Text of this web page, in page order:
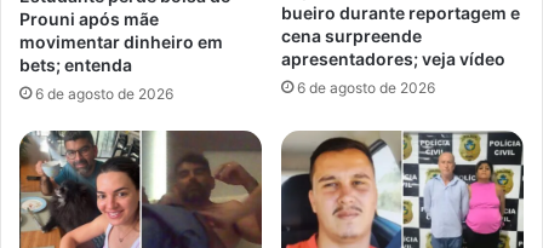
Prouni após mãe
movimentar dinheiro em
bets; entenda
6 de agosto de 2026
bueiro durante reportagem e
cena surpreende
apresentadores; veja vídeo
6 de agosto de 2026